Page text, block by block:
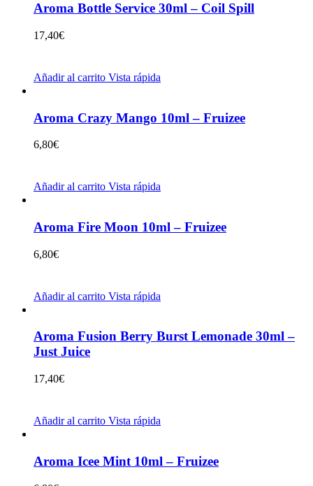
Aroma Bottle Service 30ml – Coil Spill
17,40€
Añadir al carrito Vista rápida
Aroma Crazy Mango 10ml – Fruizee
6,80€
Añadir al carrito Vista rápida
Aroma Fire Moon 10ml – Fruizee
6,80€
Añadir al carrito Vista rápida
Aroma Fusion Berry Burst Lemonade 30ml –
Just Juice
17,40€
Añadir al carrito Vista rápida
Aroma Icee Mint 10ml – Fruizee